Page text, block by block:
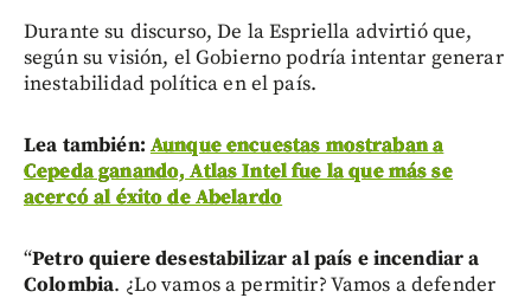
Durante su discurso, De la Espriella advirtió que,
según su visión, el Gobierno podría intentar generar
inestabilidad política en el país.
Lea también: Aunque encuestas mostraban a
Cepeda ganando, Atlas Intel fue la que más se
acercó al éxito de Abelardo
“Petro quiere desestabilizar al país e incendiar a
Colombia. ¿Lo vamos a permitir? Vamos a defender